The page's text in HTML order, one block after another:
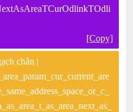
[Copy]
chân |